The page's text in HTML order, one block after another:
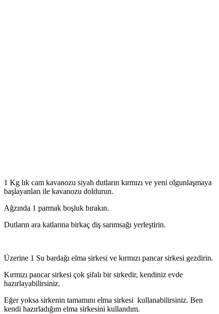
1 Kg lık cam kavanozu siyah dutların kırmızı ve yeni olgunlaşmaya
başlayanları ile kavanozu doldurun.
Ağzında 1 parmak boşluk bırakın.
Dutların ara katlarına birkaç diş sarımsağı yerleştirin.
Üzerine 1 Su bardağı elma sirkesi ve kırmızı pancar sirkesi gezdirin.
Kırmızı pancar sirkesi çok şifalı bir sirkedir, kendiniz evde
hazırlayabilirsiniz.
Eğer yoksa sirkenin tamamını elma sirkesi kullanabilirsiniz. Ben
kendi hazırladığım elma sirkesini kullandım.